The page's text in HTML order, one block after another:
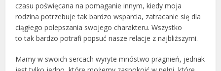
czasu poświęcana na pomaganie innym, kiedy moja
rodzina potrzebuje tak bardzo wsparcia, zatracanie się dla
ciągłego polepszania swojego charakteru. Wszystko
to tak bardzo potrafi popsuć nasze relacje z najbliższymi.
Mamy w swoich sercach wyryte mnóstwo pragnień, jednak